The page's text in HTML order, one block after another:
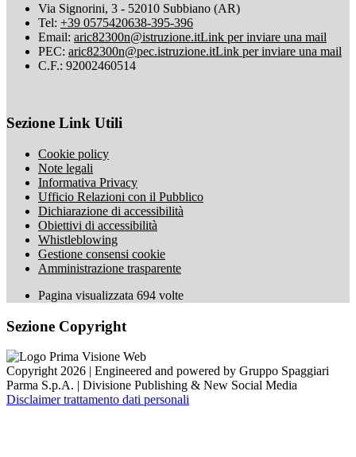
Via Signorini, 3 - 52010 Subbiano (AR)
Tel: +39 0575420638-395-396
Email: aric82300n@istruzione.itLink per inviare una mail
PEC: aric82300n@pec.istruzione.itLink per inviare una mail
C.F.: 92002460514
Sezione Link Utili
Cookie policy
Note legali
Informativa Privacy
Ufficio Relazioni con il Pubblico
Dichiarazione di accessibilità
Obiettivi di accessibilità
Whistleblowing
Gestione consensi cookie
Amministrazione trasparente
Pagina visualizzata 694 volte
Sezione Copyright
Copyright 2026 | Engineered and powered by Gruppo Spaggiari
Parma S.p.A. | Divisione Publishing & New Social Media
Disclaimer trattamento dati personali